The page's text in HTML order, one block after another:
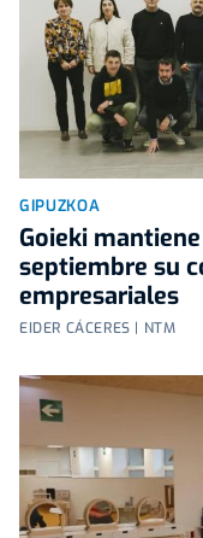
GIPUZKOA
Goieki
septiembre su
empresariales
EIDER CÁCERES | NTM